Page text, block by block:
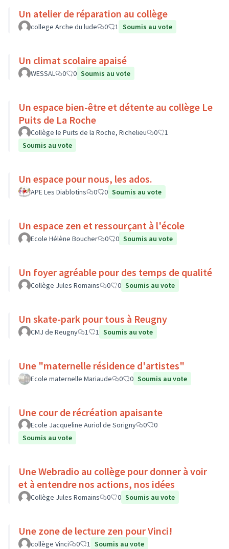
Un atelier de réparation au collège
college Arche du lude 0 1 Soumis au vote
Un climat scolaire apaisé
WESSAL 0 0 Soumis au vote
Un espace bien-être et détente au collège Le
Puits de La Roche
Collège le Puits de la Roche, Richelieu 0
1
Soumis au vote
Un espace pour nous, les ados.
APE Les Diablotins 0 0 Soumis au vote
Un espace zen et ressourçant à l'école
Ecole Hélène Boucher 0 0 Soumis au vote
Un foyer agréable pour des temps de qualité
Collège Jules Romains 0 0 Soumis au vote
Un skate-park pour tous à Reugny
CMJ de Reugny 1 1 Soumis au vote
Une "maternelle résidence d'artistes"
Ecole maternelle Mariaude 0 0 Soumis au vote
Une cour de récréation apaisante
Ecole Jacqueline Auriol de Sorigny 0
0
Soumis au vote
Une Webradio au collège pour donner à voir
et à entendre nos actions, nos idées
Collège Jules Romains 0 0 Soumis au vote
Une zone de lecture zen pour Vinci!
collège Vinci 0 1 Soumis au vote